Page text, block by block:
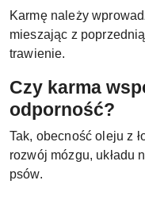
Karmę należy
mieszając z
trawienie.
Czy karma
odporność?
Tak, obecność oleju z
rozwój mózgu, układu
psów.